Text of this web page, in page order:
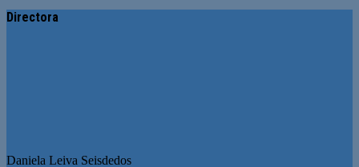
Directora
Daniela Leiva Seisdedos